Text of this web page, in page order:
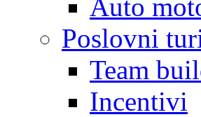
Auto
Poslovni
Team
Incentivi